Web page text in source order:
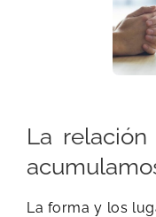
La
La forma y los